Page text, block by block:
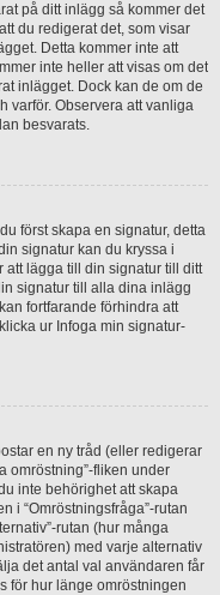
på ditt inlägg så kommer det
du redigerat det, som visar
Detta kommer inte att
inte heller att visas om det
inlägget. Dock kan de om de
varför. Observera att vanliga
besvarats.
först skapa en signatur, detta
signatur kan du kryssa i
att lägga till din signatur till ditt
signatur till alla dina inlägg
fortfarande förhindra att
ur Infoga min signatur-
en ny tråd (eller redigerar
omröstning”-fliken under
inte behörighet att skapa
i “Omröstningsfråga”-rutan
rutan (hur många
med varje alternativ
det antal val användaren får
för hur länge omröstningen